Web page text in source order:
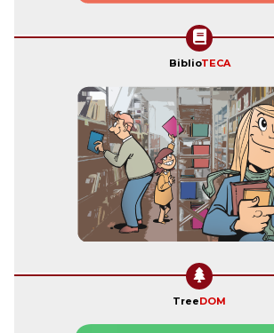
BiblioTECA
TreeDOM